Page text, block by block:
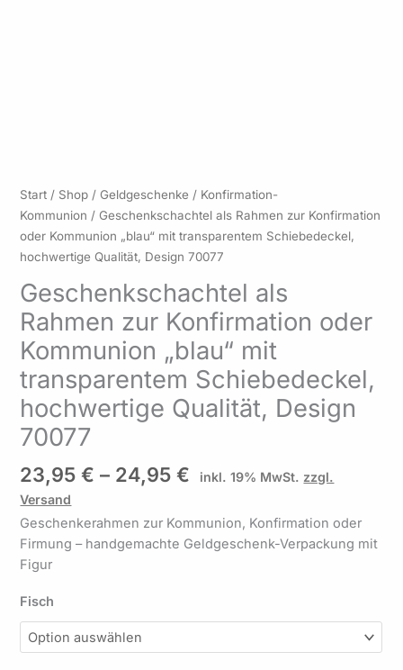
Start / Shop / Geldgeschenke / Konfirmation-
Kommunion / Geschenkschachtel als Rahmen zur Konfirmation
oder Kommunion „blau“ mit transparentem Schiebedeckel,
hochwertige Qualität, Design 70077
Geschenkschachtel als
Rahmen zur Konfirmation oder
Kommunion „blau“ mit
transparentem Schiebedeckel,
hochwertige Qualität, Design
70077
23,95€ – 24,95€
Preisspanne:
23,95 €
bis
24,95 €
inkl. 19% MwSt. zzgl.
Versand
Geschenkerahmen zur Kommunion, Konfirmation oder
Firmung – handgemachte Geldgeschenk-Verpackung mit
Figur
Fisch
Geschenkschachtel
als
Rahmen
zur
oder
Kommunion
„blau“
mit
transparentem
Schiebedeckel,
hochwertige
Qualität,
70077
Menge